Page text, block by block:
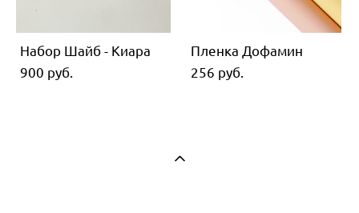
Набор Шайб - Киара
900 pуб.
Пленка Дофамин
256 pуб.